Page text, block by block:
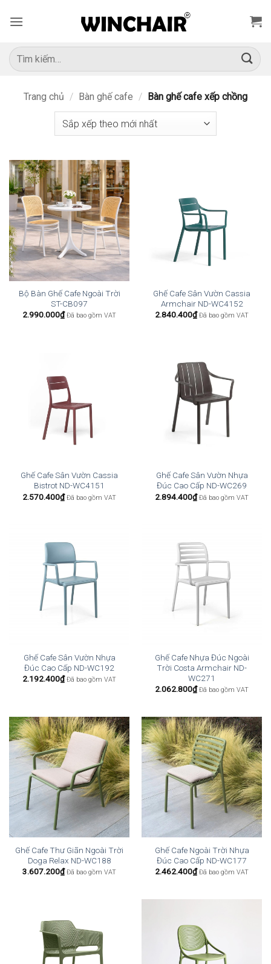
qua
dung
Tìm
kiếm:
Trang chủ / Bàn ghế cafe / Bàn ghế cafe xếp chồng
Bộ Bàn Ghế Cafe Ngoài Trời
ST-CB097
2.990.000₫ Đã bao gồm VAT
Ghế Cafe Sân Vườn Cassia
Armchair ND-WC4152
2.840.400₫ Đã bao gồm VAT
Ghế Cafe Sân Vườn Cassia
Bistrot ND-WC4151
2.570.400₫ Đã bao gồm VAT
Ghế Cafe Sân Vườn Nhựa
Đúc Cao Cấp ND-WC269
2.894.400₫ Đã bao gồm VAT
Ghế Cafe Sân Vườn Nhựa
Đúc Cao Cấp ND-WC192
2.192.400₫ Đã bao gồm VAT
Ghế Cafe Nhựa Đúc Ngoài
Trời Costa Armchair ND-
WC271
2.062.800₫ Đã bao gồm VAT
Ghế Cafe Thư Giãn Ngoài Trời
Doga Relax ND-WC188
3.607.200₫ Đã bao gồm VAT
Ghế Cafe Ngoài Trời Nhựa
Đúc Cao Cấp ND-WC177
2.462.400₫ Đã bao gồm VAT